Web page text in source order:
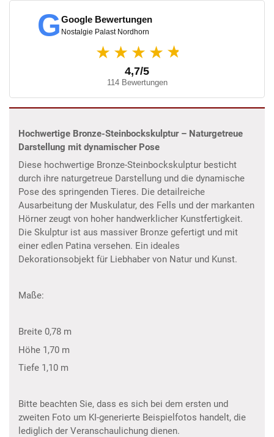
GGoogle Bewertungen
Nostalgie Palast Nordhorn
★★★★ ★
4,7/5
114 Bewertungen
Hochwertige Bronze-Steinbockskulptur – Naturgetreue
Darstellung mit dynamischer Pose
Diese hochwertige Bronze-Steinbockskulptur besticht
durch ihre naturgetreue Darstellung und die dynamische
Pose des springenden Tieres. Die detailreiche
Ausarbeitung der Muskulatur, des Fells und der markanten
Hörner zeugt von hoher handwerklicher Kunstfertigkeit.
Die Skulptur ist aus massiver Bronze gefertigt und mit
einer edlen Patina versehen. Ein ideales
Dekorationsobjekt für Liebhaber von Natur und Kunst.
Maße:
Breite 0,78 m
Höhe 1,70 m
Tiefe 1,10 m
Bitte beachten Sie, dass es sich bei dem ersten und
zweiten Foto um KI-generierte Beispielfotos handelt, die
lediglich der Veranschaulichung dienen.